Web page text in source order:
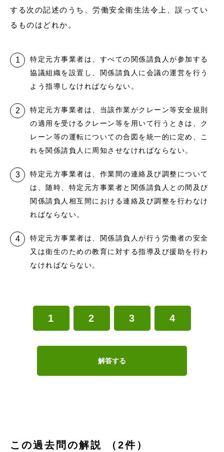
する次の記述のうち、労働安全衛生法令上、誤ってい
るものはどれか。
特定元方事業者は、すべての関係請負人が参加する
協議組織を設置し、関係請負人に会議の運営を行う
よう指導しなければならない。
特定元方事業者は、当該作業がクレーン等安全規則
の適用を受けるクレーン等を用いて行うときは、ク
レーン等の運転についての合図を統一的に定め、こ
れを関係請負人に周知させなければならない。
特定元方事業者は、作業間の連絡及び調整について
は、随時、特定元方事業者と関係請負人との間及び
関係請負人相互間における連絡及び調整を行わなけ
ればならない。
特定元方事業者は、関係請負人が行う労働者の安全
又は衛生のための教育に対する指導及び援助を行わ
なければならない。
1 2 3 4
解答する
この過去問の解説 （2件）